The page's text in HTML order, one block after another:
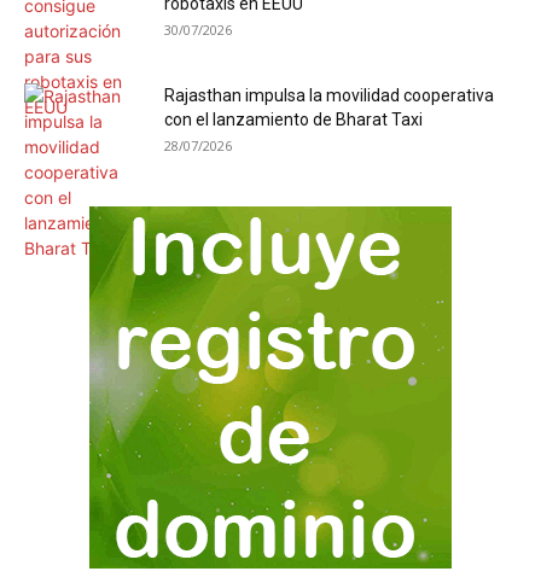
robotaxis en EEUU
30/07/2026
Rajasthan impulsa la movilidad cooperativa
con el lanzamiento de Bharat Taxi
28/07/2026